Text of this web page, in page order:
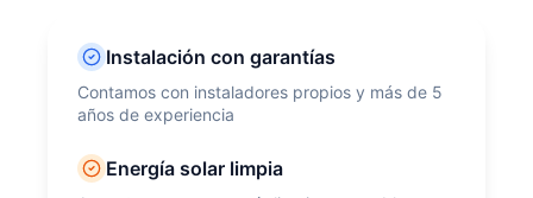
Instalación con garantías
Contamos con instaladores propios y más de 5
años de experiencia
Energía solar limpia